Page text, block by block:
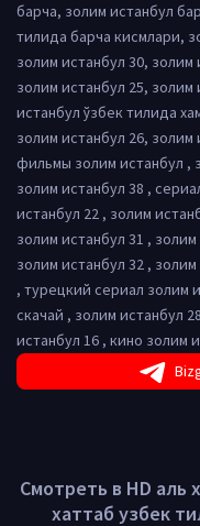
барча, золим истанбул
тилида барча кисмлари,
золим истанбул 30, золим
золим истанбул 25, золим
истанбул ўзбек тилида
золим истанбул 26, золим
фильмы золим истанбул ,
золим истанбул 38 ,
истанбул 22 , золим
золим истанбул 31 ,
золим истанбул 32 ,
, турецкий сериал золим
скачай , золим истанбул
истанбул 16 , кино золим
Смотреть в HD аль
хаттаб узбек